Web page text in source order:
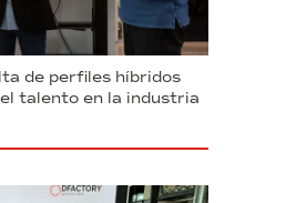
de perfiles híbridos
talento en la industria